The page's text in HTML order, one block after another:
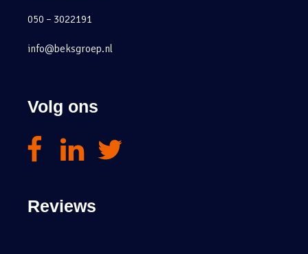
050 – 3022191
info@beksgroep.nl
Volg ons
Reviews